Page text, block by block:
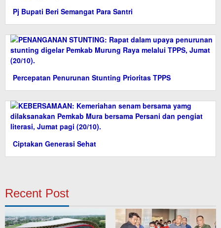
Pj Bupati Beri Semangat Para Santri
Percepatan Penurunan Stunting Prioritas TPPS
Ciptakan Generasi Sehat
Recent Post